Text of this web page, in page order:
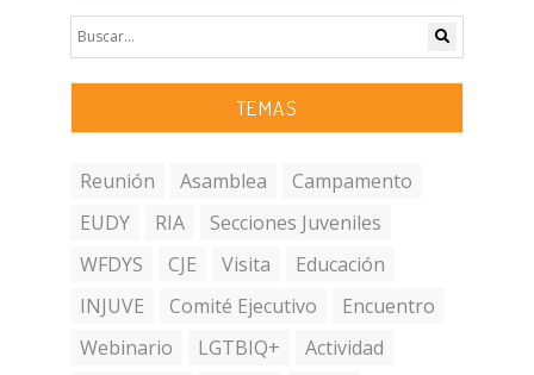
TEMAS
Reunión Asamblea
Campamento
EUDY
RIA
Secciones Juveniles
WFDYS
CJE Visita
Educación
INJUVE
Comité Ejecutivo
Encuentro
Webinario
LGTBIQ+
Actividad